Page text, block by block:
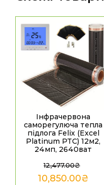
Інфрачервона
саморегулюча тепла
підлога Felix (Excel
Platinum PTC) 12м2,
24мп, 2640ват
12,477.00₴
10,850.00₴